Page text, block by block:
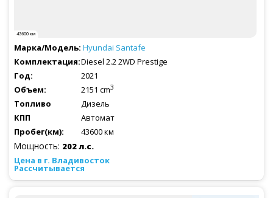
43600 км
Hyundai Santafe
Diesel 2.2 2WD Prestige
2021
2151 cm3
Дизель
Автомат
43600 км
Мощность: 202 л.с.
Рассчитывается